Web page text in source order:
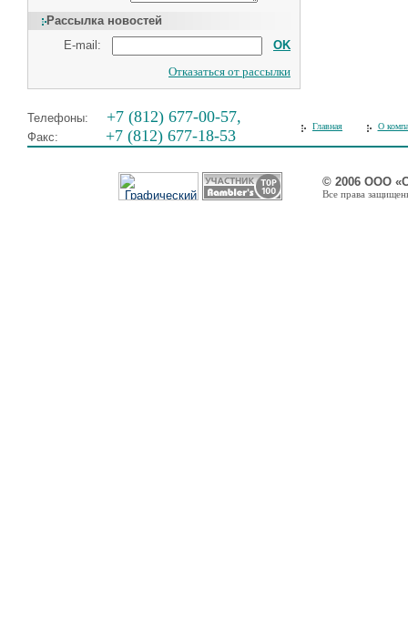
Рассылка новостей
E-mail:
OK
Отказаться от рассылки
Телефоны: +7 (812) 677-00-57,
Факс: +7 (812) 677-18-53
Главная О
© 2006 ООО
Все права